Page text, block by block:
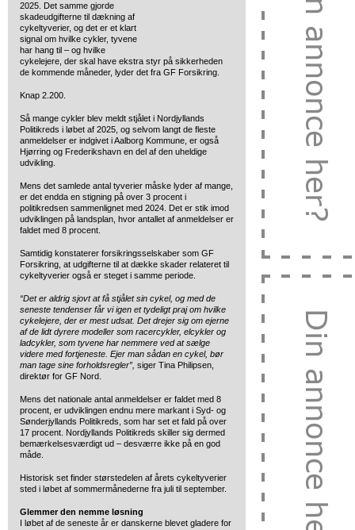
2025. Det samme gjorde
skadeudgifterne til dækning af
cykeltyverier, og det er et klart
signal om hvilke cykler, tyvene
har hang til – og hvilke
cykelejere, der skal have ekstra styr på sikkerheden
de kommende måneder, lyder det fra GF Forsikring.
Knap 2.200.
Så mange cykler blev meldt stjålet i Nordjyllands
Politikreds i løbet af 2025, og selvom langt de fleste
anmeldelser er indgivet i Aalborg Kommune, er også
Hjørring og Frederikshavn en del af den uheldige
udvikling.
Mens det samlede antal tyverier måske lyder af mange,
er det endda en stigning på over 3 procent i
politikredsen sammenlignet med 2024. Det er stik imod
udviklingen på landsplan, hvor antallet af anmeldelser er
faldet med 8 procent.
Samtidig konstaterer forsikringsselskaber som GF
Forsikring, at udgifterne til at dække skader relateret til
cykeltyverier også er steget i samme periode.
“Det er aldrig sjovt at få stjålet sin cykel, og med de
seneste tendenser får vi igen et tydeligt praj om hvilke
cykelejere, der er mest udsat. Det drejer sig om ejerne
af de lidt dyrere modeller som racercykler, elcykler og
ladcykler, som tyvene har nemmere ved at sælge
videre med fortjeneste. Ejer man sådan en cykel, bør
man tage sine forholdsregler”, siger Tina Philipsen,
direktør for GF Nord.
Mens det nationale antal anmeldelser er faldet med 8
procent, er udviklingen endnu mere markant i Syd- og
Sønderjyllands Politikreds, som har set et fald på over
17 procent. Nordjyllands Politikreds skiller sig dermed
bemærkelsesværdigt ud – desværre ikke på en god
måde.
Historisk set finder størstedelen af årets cykeltyverier
sted i løbet af sommermånederne fra juli til september.
Glemmer den nemme løsning
I løbet af de seneste år er danskerne blevet gladere for